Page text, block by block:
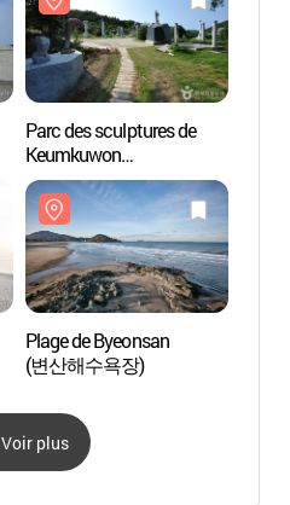
Parc des sculptures de
Keumkuwon
(금구원야외조각미술관)
Plage de Byeonsan
(변산해수욕장)
Voir plus